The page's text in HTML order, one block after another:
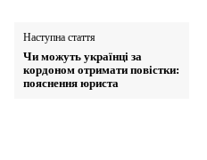
Наступна стаття
Чи можуть українці за
кордоном отримати повістки:
пояснення юриста